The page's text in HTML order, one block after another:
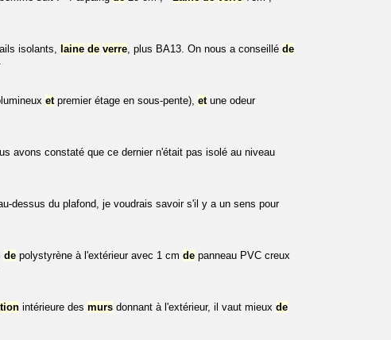
isolants, laine de verre, plus BA13. On nous a conseillé de
etpremier étage en sous-pente), etune odeur
avons constaté que ce dernier n'était pas isolé au niveau
dessus du plafond, je voudrais savoir s'il y a un sens pour
de polystyrène à l'extérieur avec 1 cm de panneau PVC creux
intérieure des murs donnant à l'extérieur, il vaut mieux de